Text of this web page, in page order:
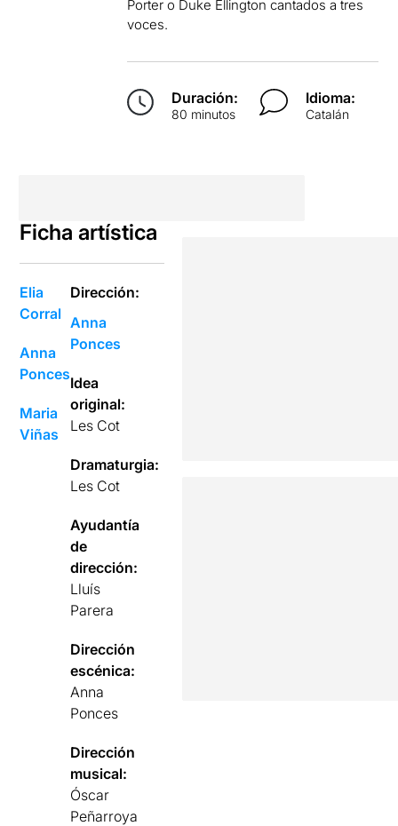
Porter o Duke Ellington cantados a tres
voces.
Duración:
80 minutos
Idioma:
Catalán
Ficha artística
Elia
Corral
Anna
Ponces
Maria
Viñas
Dirección:
Anna
Ponces
Idea
original:
Les Cot
Dramaturgia:
Les Cot
Ayudantía
de
dirección:
Lluís
Parera
Dirección
escénica:
Anna
Ponces
Dirección
musical:
Óscar
Peñarroya